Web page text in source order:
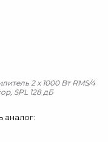
2 х 1000 Вт RMS/4
SPL 128 дБ
аналог: